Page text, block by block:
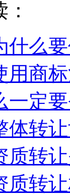
什么
用商
一定
体转
质转
质转